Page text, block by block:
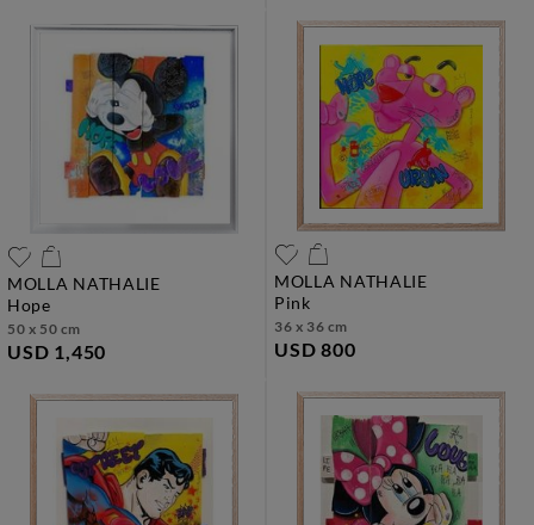
MOLLA NATHALIE
hope
50 x 50 cm
USD 1,450
MOLLA NATHALIE
pink
36 x 36 cm
USD 800